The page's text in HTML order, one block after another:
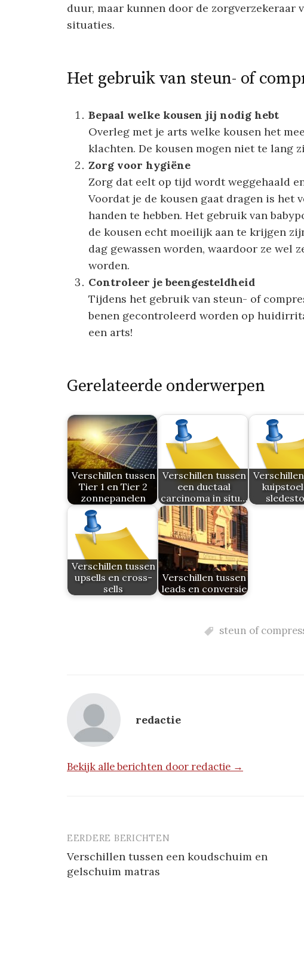
duur, maar kunnen door de zorgverzekeraar
situaties.
Het gebruik van steun- of
Bepaal welke kousen jij nodig hebt
Overleg met je arts welke kousen het
klachten. De kousen mogen niet te lang
Zorg voor hygiëne
Zorg dat eelt op tijd wordt weggehaald
Voordat je de kousen gaat dragen is het
handen te hebben. Het gebruik van
de kousen echt moeilijk aan te krijgen
dag gewassen worden, waardoor ze wel
worden.
Controleer je beengesteldheid
Tijdens het gebruik van steun- of
benen gecontroleerd worden op
een arts!
Gerelateerde onderwerpen
Verschillen tussen
Tier 1 en Tier 2
zonnepanelen
Verschillen tussen
een ductaal
carcinoma in situ…
Verschillen tussen
upsells en cross-
sells
Verschillen tussen
leads en conversie
steun of
redactie
Bekijk alle berichten door redactie →
Berichtnavigatie
EERDERE BERICHTEN
Verschillen tussen een koudschuim en
gelschuim matras